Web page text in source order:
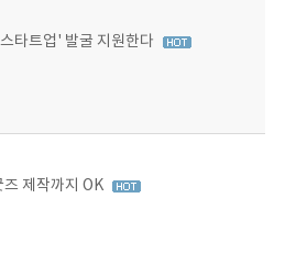
타트업' 발굴 지원한다
제작까지 OK